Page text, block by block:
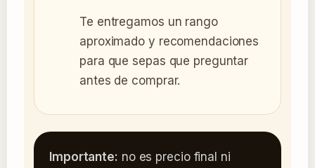
Te entregamos un rango
aproximado y recomendaciones
para que sepas que preguntar
antes de comprar.
Importante: no es precio final ni